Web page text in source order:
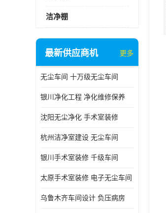
洁净棚
最新供应商机 更多
无尘车间 十万级无尘车间
银川净化工程 净化维修保养
沈阳无尘净化 手术室装修
杭州洁净室建设 无尘车间
银川手术室装修 千级车间
太原手术室装修 电子无尘车间
乌鲁木齐车间设计 负压病房